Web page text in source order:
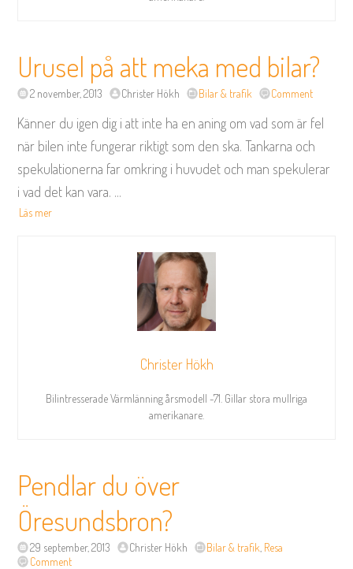
Urusel på att meka med bilar?
2 november, 2013 Christer Hökh Bilar & trafik Comment
Känner du igen dig i att inte ha en aning om vad som är fel
när bilen inte fungerar riktigt som den ska. Tankarna och
spekulationerna far omkring i huvudet och man spekulerar
i vad det kan vara. ...
Läs mer
Christer Hökh
Bilintresserade Värmlänning årsmodell -71. Gillar stora mullriga
amerikanare.
Pendlar du över
Öresundsbron?
29 september, 2013 Christer Hökh Bilar & trafik Resa
Comment